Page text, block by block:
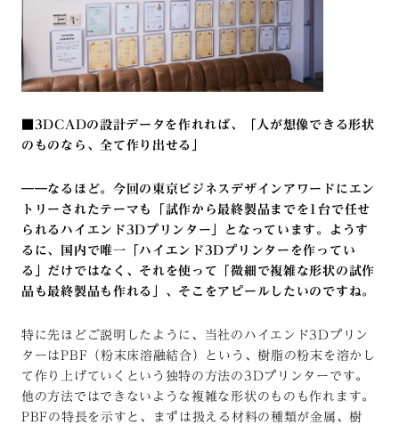
■3DCADの設計データを作れれば、「人が想像できる形状
のものなら、全て作り出せる」
――なるほど。今回の東京ビジネスデザインアワードにエン
トリーされたテーマも「試作から最終製品までを1台で任せ
られるハイエンド3Dプリンター」となっています。ようす
るに、国内で唯一「ハイエンド3Dプリンターを作ってい
る」だけではなく、それを使って「微細で複雑な形状の試作
品も最終製品も作れる」、そこをアピールしたいのですね。
特に先ほどご説明したように、当社のハイエンド3Dプリン
ターはPBF（粉末床溶融結合）という、樹脂の粉末を溶かし
て作り上げていくという独特の方法の3Dプリンターです。
他の方法ではできないような複雑な形状のものも作れます。
PBFの特長を示すと、まずは扱える材料の種類が金属、樹